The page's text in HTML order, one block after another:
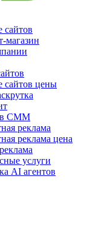
сайтов
магазин
сайтов цены
в СММ
реклама
реклама цена
услуги
AI агентов